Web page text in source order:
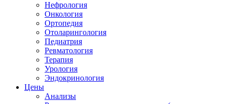
Нефрология
Онкология
Ортопедия
Отоларингология
Педиатрия
Ревматология
Терапия
Урология
Эндокринология
Цены
Анализы